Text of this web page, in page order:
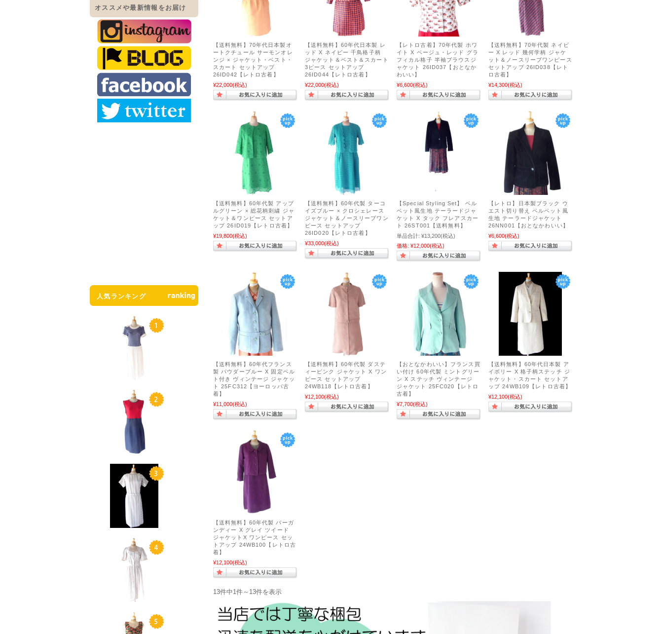
【送料無料】70年代日本製オ
ートクチュール サーモンオレ
ンジ × ジャケット・ベスト・
スカート セットアップ
26ID042【レトロ古着】
¥22,000(税込)
【送料無料】60年代日本製 レ
ッド X ネイビー 千鳥格子柄
ジャケット＆ベスト＆スカート
3ピース セットアップ
26ID044【レトロ古着】
¥22,000(税込)
【レトロ古着】70年代製 ホワ
イト X ベージュ・レッド グラ
フィカル格子 半袖ブラウスジ
ャケット 26ID037【おとなか
わいい】
¥6,600(税込)
【送料無料】70年代製 ネイビ
ー X レッド 幾何学柄 ジャケ
ット＆ノースリーブワンピース
セットアップ 26ID038【レト
ロ古着】
¥14,300(税込)
【送料無料】60年代製 アップ
ルグリーン × 総花柄刺繍 ジャ
ケット＆ワンピース セットア
ップ 26ID019【レトロ古着】
¥19,800(税込)
【送料無料】60年代製 ターコ
イズブルー × クロシェレース
ジャケット＆ノースリーブワン
ピース セットアップ
26ID020【レトロ古着】
¥33,000(税込)
【Special Styling Set】 ベル
ベット風生地 テーラードジャ
ケット X タック フレアスカー
ト 26ST001【送料無料】
単品合計: ¥13,200(税込)
価格: ¥12,000(税込)
【レトロ】日本製ブラック ウ
エスト切り替え ベルベット風
生地 テーラードジャケット
26NN001【おとなかわいい】
¥6,600(税込)
【送料無料】60年代フランス
製 パウダーブルー X 固定ベル
ト付き ヴィンテージ ジャケッ
ト 25FC312【ヨーロッパ古
着】
¥11,000(税込)
【送料無料】60年代製 ダステ
ィーピンク ジャケット X ワン
ピース セットアップ
24WB118【レトロ古着】
¥12,100(税込)
【おとなかわいい】フランス買
い付け 60年代製 ミントグリー
ン X ステッチ ヴィンテージ
ジャケット 25FC020【レトロ
古着】
¥7,700(税込)
【送料無料】60年代日本製 ア
イボリー X 格子柄ステッチ ジ
ャケット・スカート セットア
ップ 24WB109【レトロ古着】
¥12,100(税込)
【送料無料】60年代製 バーガ
ンディー X グレイ ツイード
ジャケットX ワンピース セッ
トアップ 24WB100【レトロ古
着】
¥12,100(税込)
13件中1件～13件を表示
オススメや最新情報をお届け
人気ランキング